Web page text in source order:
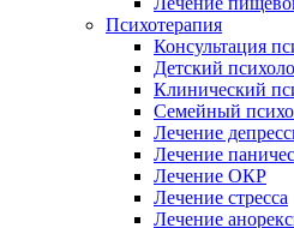
Психотерапия
Консультация
Детский
Клинический
Семейный
Лечение
Лечение
Лечение ОКР
Лечение стресса
Лечение